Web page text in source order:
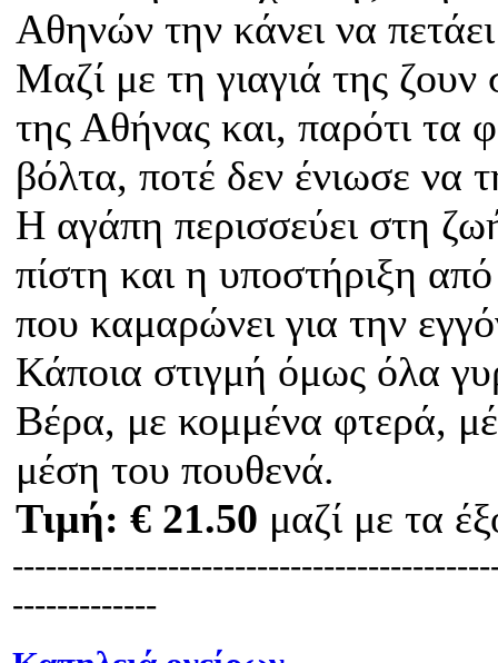
Αθηνών την κάνει να
Μαζί με τη γιαγιά της ζουν
της Αθήνας και, παρότι τα
βόλτα, ποτέ δεν ένιωσε να
Η αγάπη περισσεύει στη
πίστη και η υποστήριξη
που καμαρώνει για την
Κάποια στιγμή όμως όλα
Βέρα, με κομμένα φτερά,
μέση του πουθενά.
Τιμή: € 21.50 μαζί με τα
-------------